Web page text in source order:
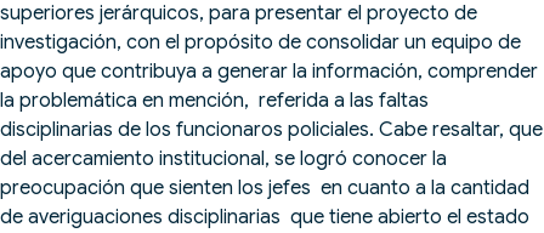
superiores jerárquicos, para presentar el proyecto de
investigación, con el propósito de consolidar un equipo de
apoyo que contribuya a generar la información, comprender
la problemática en mención, referida a las faltas
disciplinarias de los funcionaros policiales. Cabe resaltar, que
del acercamiento institucional, se logró conocer la
preocupación que sienten los jefes en cuanto a la cantidad
de averiguaciones disciplinarias que tiene abierto el estado